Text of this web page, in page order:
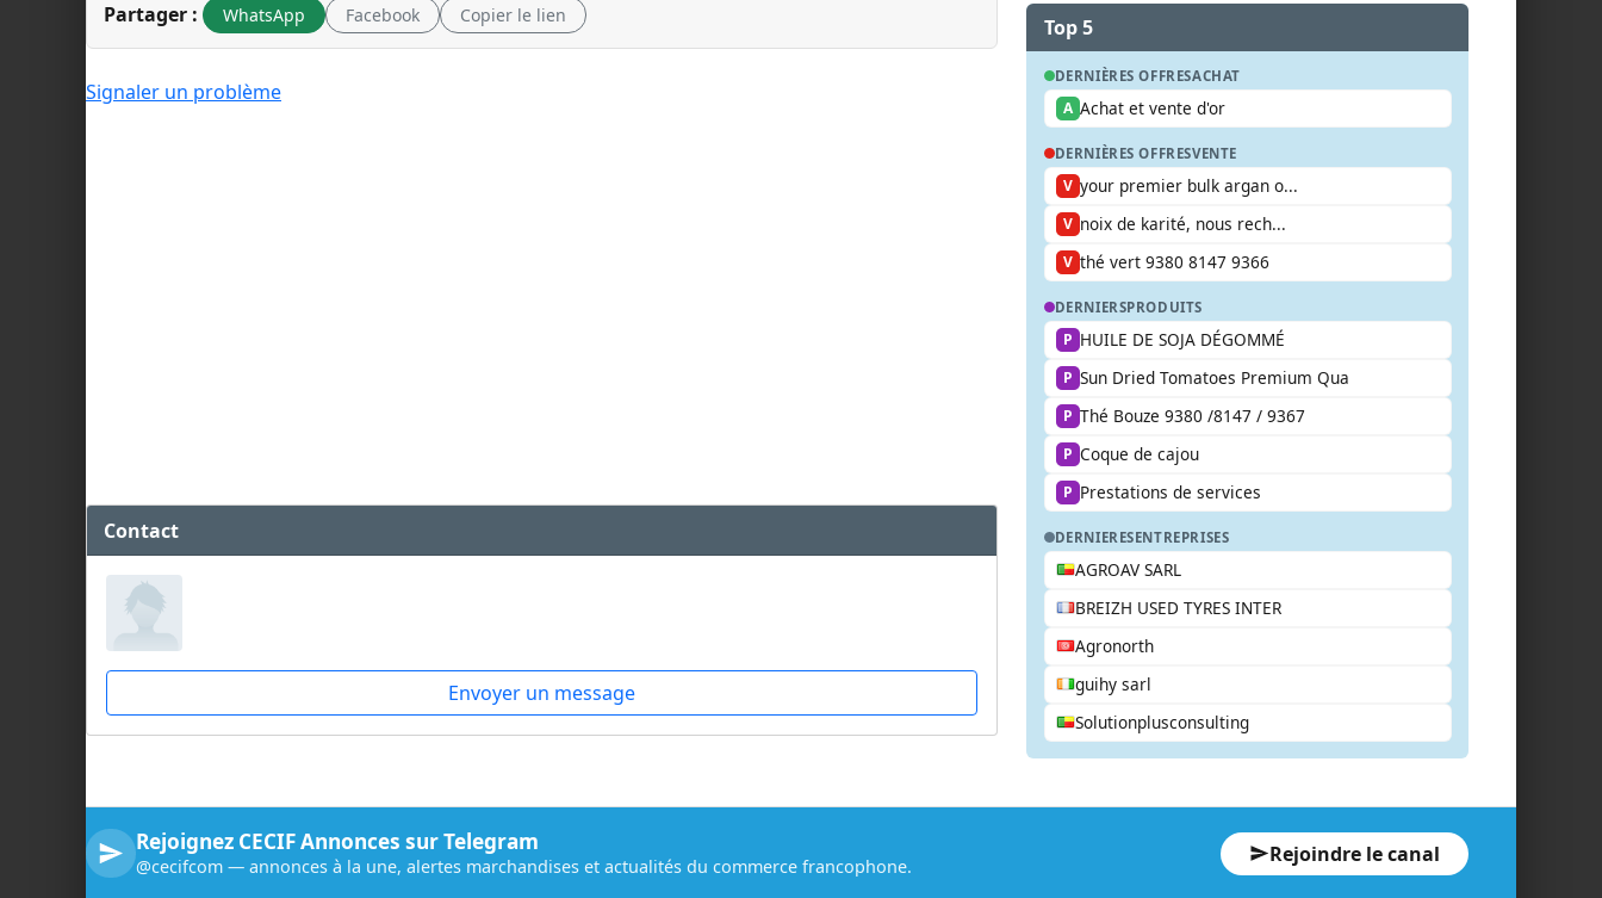
Partager : WhatsApp Facebook Copier le lien
Signaler un problème
Contact
Envoyer un message
Top 5
DERNIÈRES OFFRESACHAT
A Achat et vente d'or
DERNIÈRES OFFRESVENTE
V your premier bulk argan o...
V noix de karité, nous rech...
V thé vert 9380 8147 9366
DERNIERSPRODUITS
P HUILE DE SOJA DÉGOMMÉ
P Sun Dried Tomatoes Premium Qua
P Thé Bouze 9380 /8147 / 9367
P Coque de cajou
P Prestations de services
DERNIERESENTREPRISES
AGROAV SARL
BREIZH USED TYRES INTER
Agronorth
guihy sarl
Solutionplusconsulting
Rejoignez CECIF Annonces sur Telegram
@cecifcom — annonces à la une, alertes marchandises et actualités du commerce francophone. Rejoindre le canal